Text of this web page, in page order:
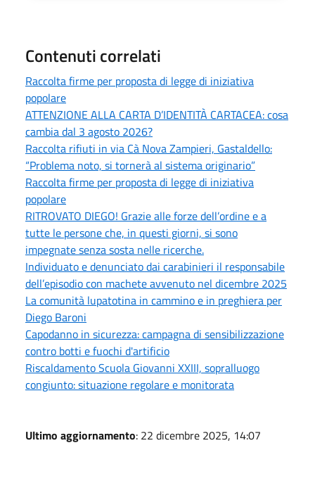
Contenuti correlati
Raccolta firme per proposta di legge di iniziativa
popolare
ATTENZIONE ALLA CARTA D’IDENTITÀ CARTACEA: cosa
cambia dal 3 agosto 2026?
Raccolta rifiuti in via Cà Nova Zampieri, Gastaldello:
“Problema noto, si tornerà al sistema originario”
Raccolta firme per proposta di legge di iniziativa
popolare
RITROVATO DIEGO! Grazie alle forze dell’ordine e a
tutte le persone che, in questi giorni, si sono
impegnate senza sosta nelle ricerche.
Individuato e denunciato dai carabinieri il responsabile
dell’episodio con machete avvenuto nel dicembre 2025
La comunità lupatotina in cammino e in preghiera per
Diego Baroni
Capodanno in sicurezza: campagna di sensibilizzazione
contro botti e fuochi d'artificio
Riscaldamento Scuola Giovanni XXIII, sopralluogo
congiunto: situazione regolare e monitorata
Ultimo aggiornamento: 22 dicembre 2025, 14:07